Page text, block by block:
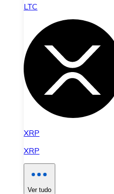
LTC
XRP
XRP
Ver tudo